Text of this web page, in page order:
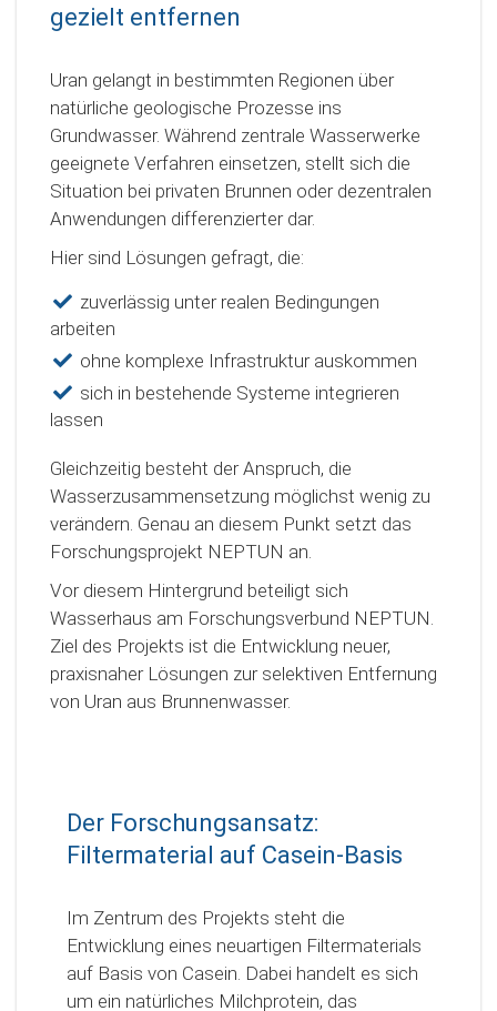
gezielt entfernen
Uran gelangt in bestimmten Regionen über
natürliche geologische Prozesse ins
Grundwasser. Während zentrale Wasserwerke
geeignete Verfahren einsetzen, stellt sich die
Situation bei privaten Brunnen oder dezentralen
Anwendungen differenzierter dar.
Hier sind Lösungen gefragt, die:
zuverlässig unter realen Bedingungen
arbeiten
ohne komplexe Infrastruktur auskommen
sich in bestehende Systeme integrieren
lassen
Gleichzeitig besteht der Anspruch, die
Wasserzusammensetzung möglichst wenig zu
verändern. Genau an diesem Punkt setzt das
Forschungsprojekt NEPTUN an.
Vor diesem Hintergrund beteiligt sich
Wasserhaus am Forschungsverbund NEPTUN.
Ziel des Projekts ist die Entwicklung neuer,
praxisnaher Lösungen zur selektiven Entfernung
von Uran aus Brunnenwasser.
Der Forschungsansatz:
Filtermaterial auf Casein-Basis
Im Zentrum des Projekts steht die
Entwicklung eines neuartigen Filtermaterials
auf Basis von Casein. Dabei handelt es sich
um ein natürliches Milchprotein, das